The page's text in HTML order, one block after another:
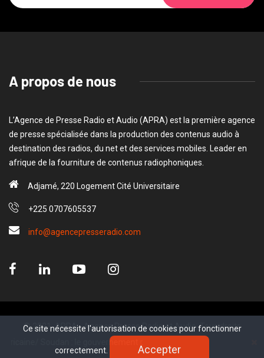
Soudan : le gouvernement prépare son retour à Khartoum
Ce site nécessite l'autorisation de cookies pour fonctionner
correctement. Accepter
A propos de nous
L’Agence de Presse Radio et Audio (APRA) est la première agence
de presse spécialisée dans la production des contenus audio à
destination des radios, du net et des services mobiles. Leader en
afrique de la fourniture de contenus radiophoniques.
Adjamé, 220 Logement Cité Universitaire
+225 0707605537
info@agencepresseradio.com
© 2021, APRA - Agence Presse Radio et Audio. Tous droits
www.sectester.io
Ce site nécessite l'autorisation de cookies pour fonctionner
correctement. Accepter